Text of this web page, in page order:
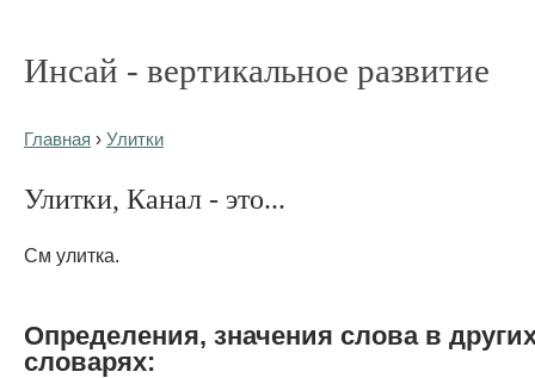
Инсай - вертикальное развитие
Главная › Улитки
Улитки, Канал - это...
См улитка.
Определения, значения слова в
словарях: